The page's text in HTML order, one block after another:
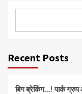
Recent Posts
बिग ब्रेकिंग…! पार्क ग्रुप